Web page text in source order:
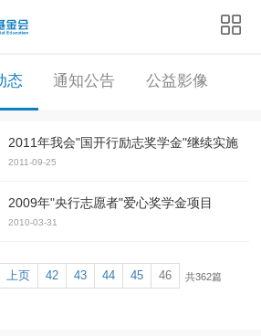
态 通知公告 公益影像
2011年我会"国开行励志奖学金"继续实施
2011-09-25
2009年"央行志愿者"爱心奖学金项目
2010-03-31
上页 42 43 44 45 46 共362篇